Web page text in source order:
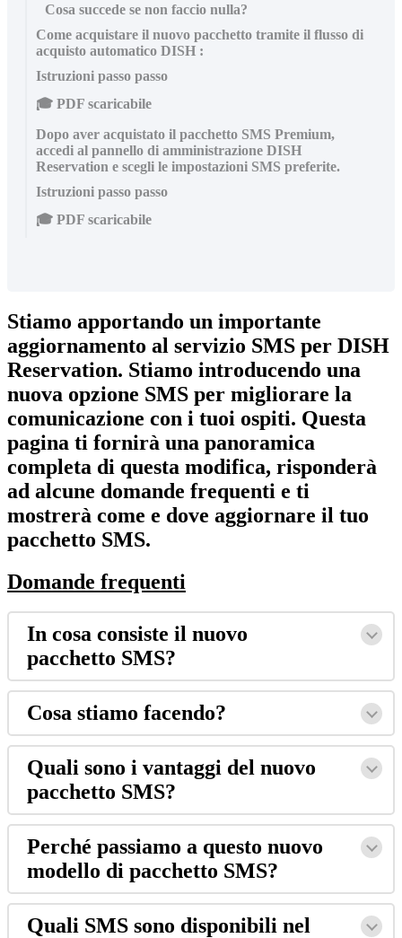
Cosa succede se non faccio nulla?
Come acquistare il nuovo pacchetto tramite il flusso di
acquisto automatico DISH :
Istruzioni passo passo
🎓 PDF scaricabile
Dopo aver acquistato il pacchetto SMS Premium,
accedi al pannello di amministrazione DISH
Reservation e scegli le impostazioni SMS preferite.
Istruzioni passo passo
🎓 PDF scaricabile
Stiamo apportando un importante
aggiornamento al servizio SMS per DISH
Reservation. Stiamo introducendo una
nuova opzione SMS per migliorare la
comunicazione con i tuoi ospiti. Questa
pagina ti fornirà una panoramica
completa di questa modifica, risponderà
ad alcune domande frequenti e ti
mostrerà come e dove aggiornare il tuo
pacchetto SMS.
Domande frequenti
In cosa consiste il nuovo
pacchetto SMS?
Cosa stiamo facendo?
Quali sono i vantaggi del nuovo
pacchetto SMS?
Perché passiamo a questo nuovo
modello di pacchetto SMS?
Quali SMS sono disponibili nel